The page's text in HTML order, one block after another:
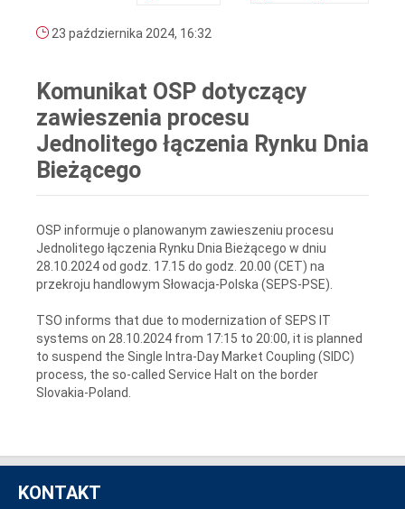
23 października 2024, 16:32
Komunikat OSP dotyczący
zawieszenia procesu
Jednolitego łączenia Rynku Dnia
Bieżącego
OSP informuje o planowanym zawieszeniu procesu
Jednolitego łączenia Rynku Dnia Bieżącego w dniu
28.10.2024 od godz. 17.15 do godz. 20.00 (CET) na
przekroju handlowym Słowacja-Polska (SEPS-PSE).
TSO informs that due to modernization of SEPS IT
systems on 28.10.2024 from 17:15 to 20:00, it is planned
to suspend the Single Intra-Day Market Coupling (SIDC)
process, the so-called Service Halt on the border
Slovakia-Poland.
KONTAKT